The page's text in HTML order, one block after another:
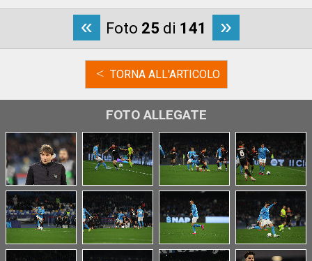
« Foto 25 di 141 »
< TORNA ALL'ARTICOLO
FOTO ALLEGATE